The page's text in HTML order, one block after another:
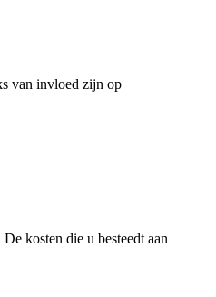
van invloed zijn op
kosten die u besteedt aan